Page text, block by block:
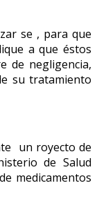
se , para que
a que éstos
de negligencia,
su tratamiento
un royecto de
de Salud
medicamentos